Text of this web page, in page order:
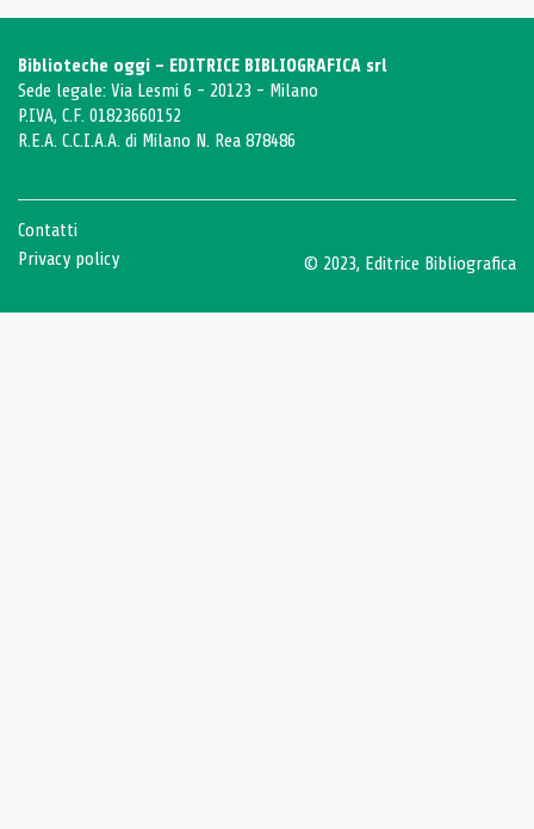
Biblioteche oggi - EDITRICE BIBLIOGRAFICA srl
Sede legale: Via Lesmi 6 - 20123 - Milano
P.IVA, C.F. 01823660152
R.E.A. C.C.I.A.A. di Milano N. Rea 878486
Contatti
Privacy policy
© 2023, Editrice Bibliografica